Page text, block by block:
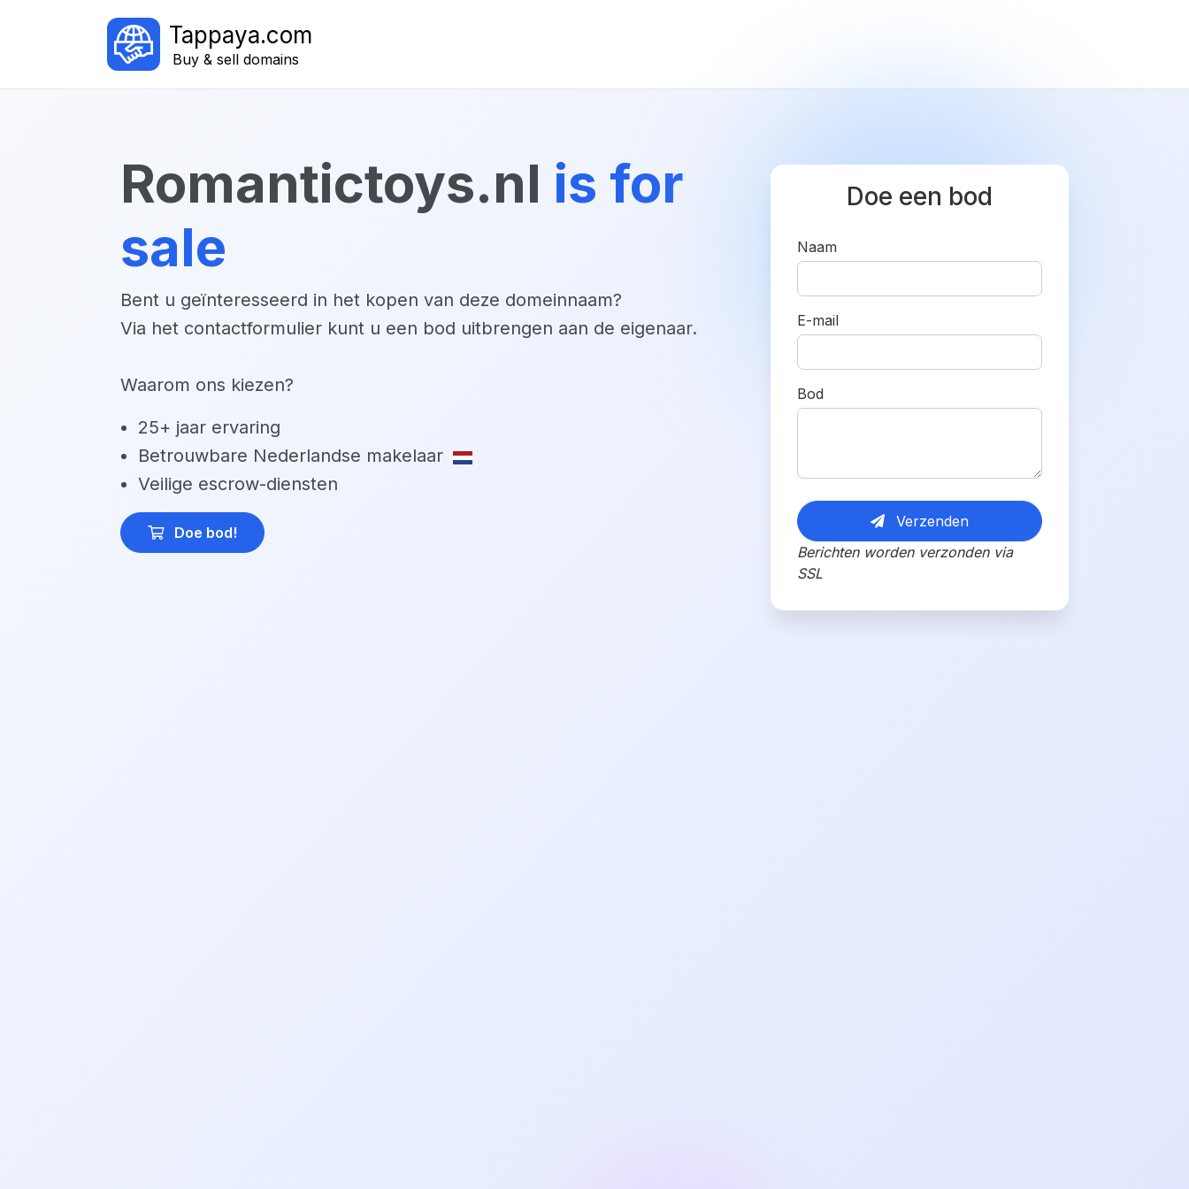
Tappaya.com
Buy & sell domains
romantictoys.nl is for
sale
Bent u geïnteresseerd in het kopen van deze domeinnaam?
Via het contactformulier kunt u een bod uitbrengen aan de eigenaar.
Waarom ons kiezen?
25+ jaar ervaring
Betrouwbare Nederlandse makelaar
Veilige escrow-diensten
Doe bod!
Doe een bod
Naam
E-mail
Bod
Verzenden
Berichten worden verzonden via
SSL